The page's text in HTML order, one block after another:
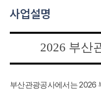
사업설명
2026 부산
부산관광공사에서는2026